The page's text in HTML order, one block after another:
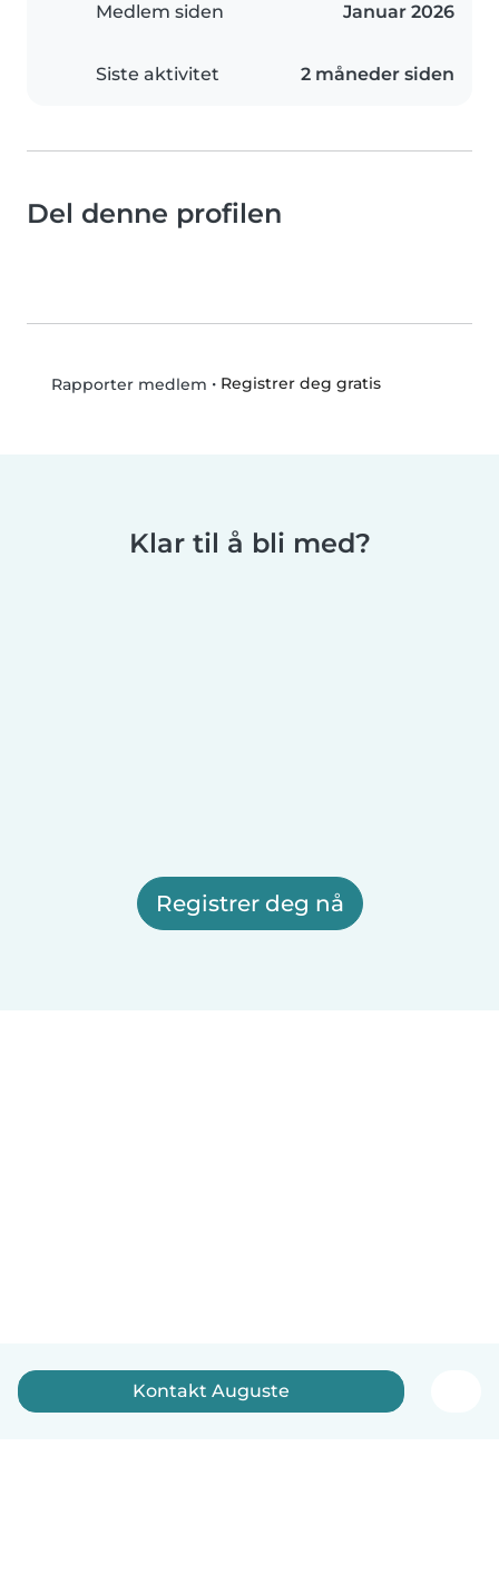
Medlem siden Januar 2026
Siste aktivitet 2 måneder siden
Del denne profilen
Rapporter medlem • Registrer deg gratis
Klar til å bli med?
Registrer deg nå
Kontakt Auguste